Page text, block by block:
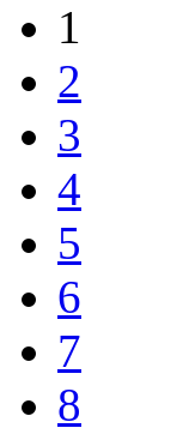
1
2
3
4
5
6
7
8